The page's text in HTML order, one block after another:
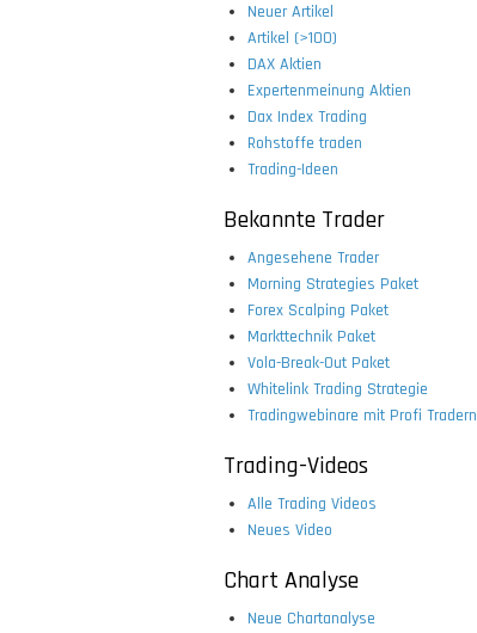
Neuer Artikel
Artikel (>100)
DAX Aktien
Expertenmeinung Aktien
Dax Index Trading
Rohstoffe traden
Trading-Ideen
Bekannte Trader
Angesehene Trader
Morning Strategies Paket
Forex Scalping Paket
Markttechnik Paket
Vola-Break-Out Paket
Whitelink Trading Strategie
Tradingwebinare mit Profi Tradern
Trading-Videos
Alle Trading Videos
Neues Video
Chart Analyse
Neue Chartanalyse